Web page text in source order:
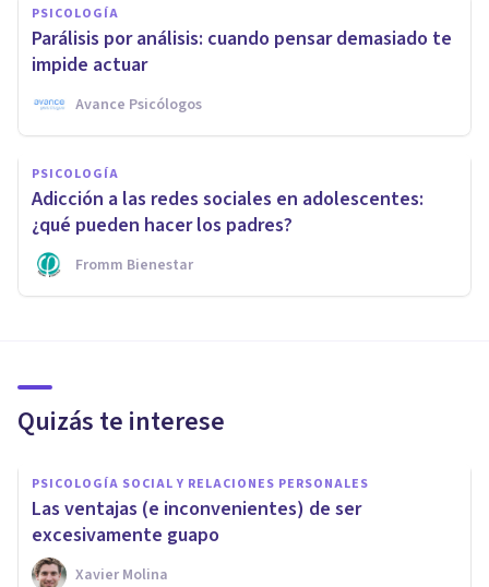
PSICOLOGÍA
Parálisis por análisis: cuando pensar demasiado te
impide actuar
Avance Psicólogos
PSICOLOGÍA
Adicción a las redes sociales en adolescentes:
¿qué pueden hacer los padres?
Fromm Bienestar
Quizás te interese
PSICOLOGÍA SOCIAL Y RELACIONES PERSONALES
Las ventajas (e inconvenientes) de ser
excesivamente guapo
Xavier Molina